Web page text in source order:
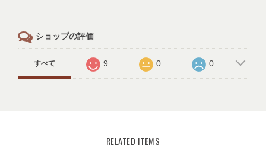
ショップの評価
すべて 9 0 0
RELATED ITEMS